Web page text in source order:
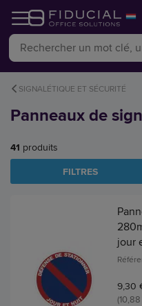
SIGNALÉTIQUE ET SÉCURITÉ
Panneaux de
41 produits
FILTRES
jour
9,30